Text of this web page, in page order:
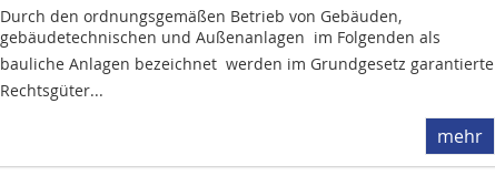
Durch den ordnungsgemäßen Betrieb von Gebäuden,
gebäudetechnischen und Außenanlagen  im Folgenden als
bauliche Anlagen bezeichnet  werden im Grundgesetz garantierte
Rechtsgüter...
mehr